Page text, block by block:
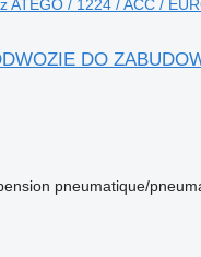
ATEGO / 1224 / ACC /
DO
pneumatique/